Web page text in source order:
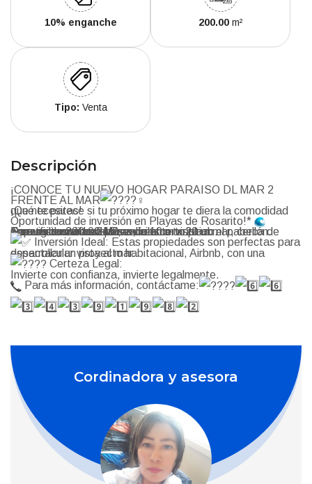
10% enganche 200.00 m²
Tipo: Venta
Descripción
¡CONOCE TU NUEVO HOGAR PARAISO DL MAR 2
FRENTE AL MAR
¡Qué te parece si tu próximo hogar te diera la comodidad que necesitas!
Oportunidad de inversión en Playas de Rosarito!*
zona exclusiva con plusvalía a corto plazo.
Cuenta con todos los servicios.
Con vigilancia las 24/7, excelente vista al mar, cerca de área restaurantera como, centro turístico el pabellón.
Terreno con dimensiones de 10 m x 20 m
Superficie: 200.00 M2
Inversión Ideal: Estas propiedades son perfectas para
desarrollar un proyecto habitacional, Airbnb, con una espectacular vista al mar.
Certeza Legal:
Invierte con confianza, invierte legalmente.
Para más información, contáctame:
Cordinadora y asesora